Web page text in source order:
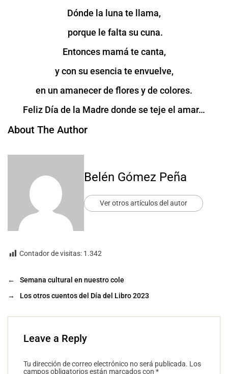
Dónde la luna te llama,
porque le falta su cuna.
Entonces mamá te canta,
y con su esencia te envuelve,
en un amanecer de flores y de colores.
Feliz Día de la Madre donde se teje el amar…
About The Author
Belén Gómez Peña
Ver otros artículos del autor
Contador de visitas: 1.342
←
Semana cultural en nuestro cole
→
Los otros cuentos del Día del Libro 2023
Leave a Reply
Tu dirección de correo electrónico no será publicada. Los
campos obligatorios están marcados con *